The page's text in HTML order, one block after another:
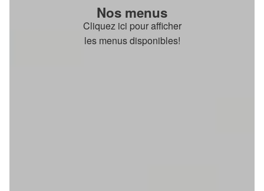
Nos menus
Cliquez ici pour afficher
les menus disponibles!